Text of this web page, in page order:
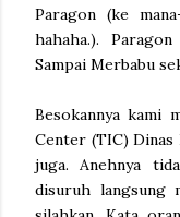
Paragon (ke
hahaha.).
Sampai Merbabu
Besokannya kami
Center (TIC) Dinas
juga. Anehnya
disuruh langsung